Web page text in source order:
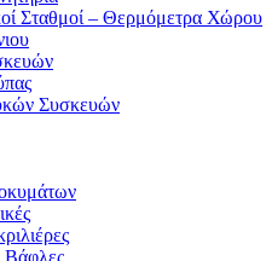
Σταθμοί – Θερμόμετρα Χώρου
Συσκευών
Βάφλες